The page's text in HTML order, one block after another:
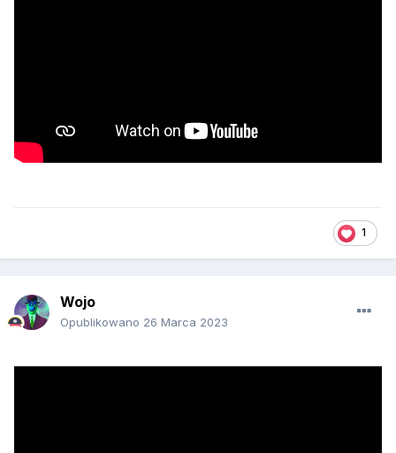
1
Wojo
Opublikowano 26 Marca 2023